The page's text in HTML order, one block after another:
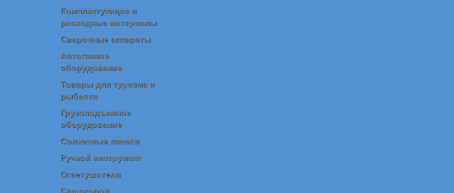
Комплектующие и
расходные материалы
Сварочные аппараты
Автогенное
оборудование
Товары для туризма и
рыбалки
Грузоподъемное
оборудование
Солнечные панели
Ручной инструмент
Огнетушители
Сад-огород